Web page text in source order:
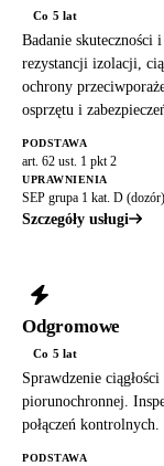
Co 5 lat
Badanie skuteczności
rezystancji izolacji,
ochrony
osprzętu i
PODSTAWA
art. 62 ust. 1 pkt 2
UPRAWNIENIA
SEP grupa 1 kat. D
Szczegóły usługi
Odgromowe
Co 5 lat
Sprawdzenie
piorunochronnej.
połączeń kontrolnych.
PODSTAWA